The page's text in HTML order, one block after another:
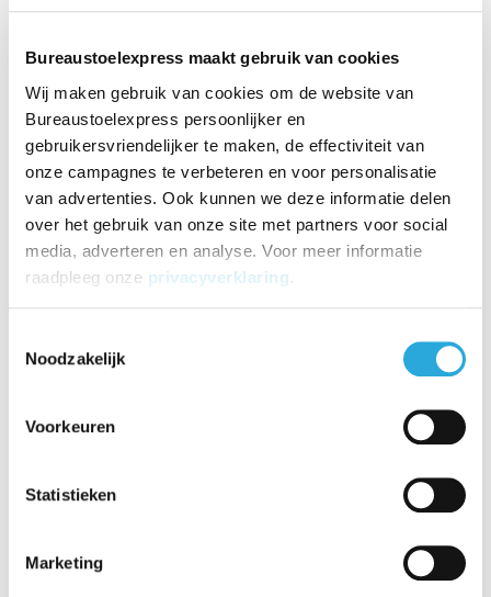
Bureaustoelexpress maakt gebruik van cookies
Wij maken gebruik van cookies om de website van
Bureaustoelexpress persoonlijker en
gebruikersvriendelijker te maken, de effectiviteit van
onze campagnes te verbeteren en voor personalisatie
van advertenties. Ook kunnen we deze informatie delen
over het gebruik van onze site met partners voor social
media, adverteren en analyse. Voor meer informatie
raadpleeg onze privacyverklaring.
Noodzakelijk
Voorkeuren
Statistieken
Marketing
Dinsdag
08:30 t/m 17:30
Woensdag
08:30 t/m 17:30
Donderdag
08:30 t/m 17:30
Vrijdag
08:30 t/m 17:30
Zaterdag
10:00 t/m 16:00
Zondag
Gesloten
18-7-26Gesloten
25-7-26 Gesloten
1-8-26Gesloten